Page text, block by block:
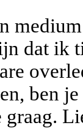
dat ik
ben